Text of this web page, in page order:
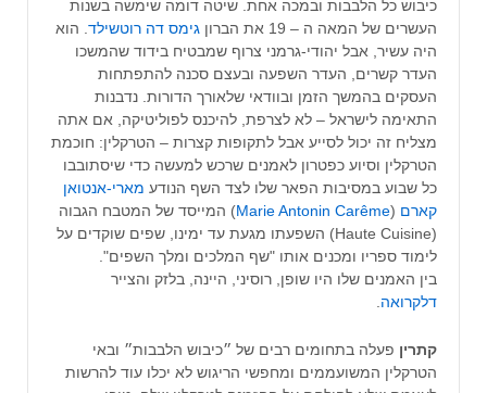
כיבוש כל הלבבות ובמכה אחת. שיטה דומה שימשה בשנות
העשרים של המאה ה – 19 את הברון
גימס דה רוטשילד. הוא
היה עשיר, אבל יהודי-גרמני צרוף שמבטיח בידוד שהמשכו
העדר קשרים, העדר השפעה ובעצם סכנה להתפתחות
העסקים בהמשך הזמן ובוודאי שלאורך הדורות. נדבנות
התאימה לישראל – לא לצרפת, להיכנס לפוליטיקה, אם אתה
מצליח זה יכול לסייע אבל לתקופות קצרות – הטרקלין: חוכמת
הטרקלין וסיוע כפטרון לאמנים שרכש למעשה כדי שיסתובבו
כל שבוע במסיבות הפאר שלו לצד השף הנודע מארי-אנטואן
קארם (
Marie Antonin Carême) המייסד של המטבח הגבוה
(Haute Cuisine) השפעתו מגעת עד ימינו, שפים שוקדים על
לימוד ספריו ומכנים אותו "שף המלכים ומלך השפים".
בין האמנים שלו היו שופן, רוסיני, היינה, בלזק והצייר
דלקרואה.
קתרין פעלה בתחומים רבים של ״כיבוש הלבבות״ ובאי
הטרקלין המשועממים ומחפשי הריגוש לא יכלו עוד להרשות